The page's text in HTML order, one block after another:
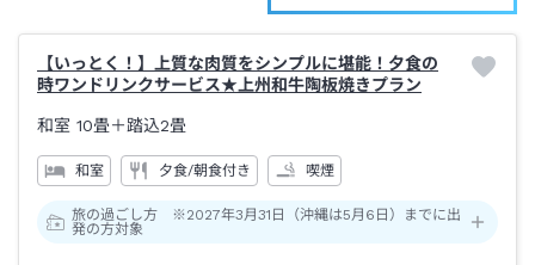
【いっとく！】上質な肉質をシンプルに堪能！夕食の
時ワンドリンクサービス★上州和牛陶板焼きプラン
和室 10畳＋踏込2畳
和室 夕食/朝食付き 喫煙
旅の過ごし方 ※2027年3月31日（沖縄は5月6日）までに出
発の方対象